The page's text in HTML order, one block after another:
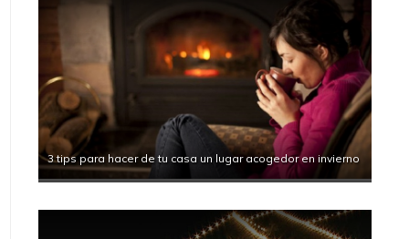
3 tips para hacer de tu casa un lugar acogedor en invierno